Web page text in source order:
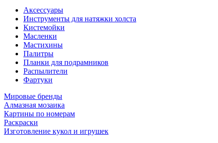
Аксессуары
Инструменты для натяжки холста
Кистемойки
Масленки
Мастихины
Палитры
Планки для подрамников
Распылители
Фартуки
Мировые бренды
Алмазная мозаика
Картины по номерам
Раскраски
Изготовление кукол и игрушек